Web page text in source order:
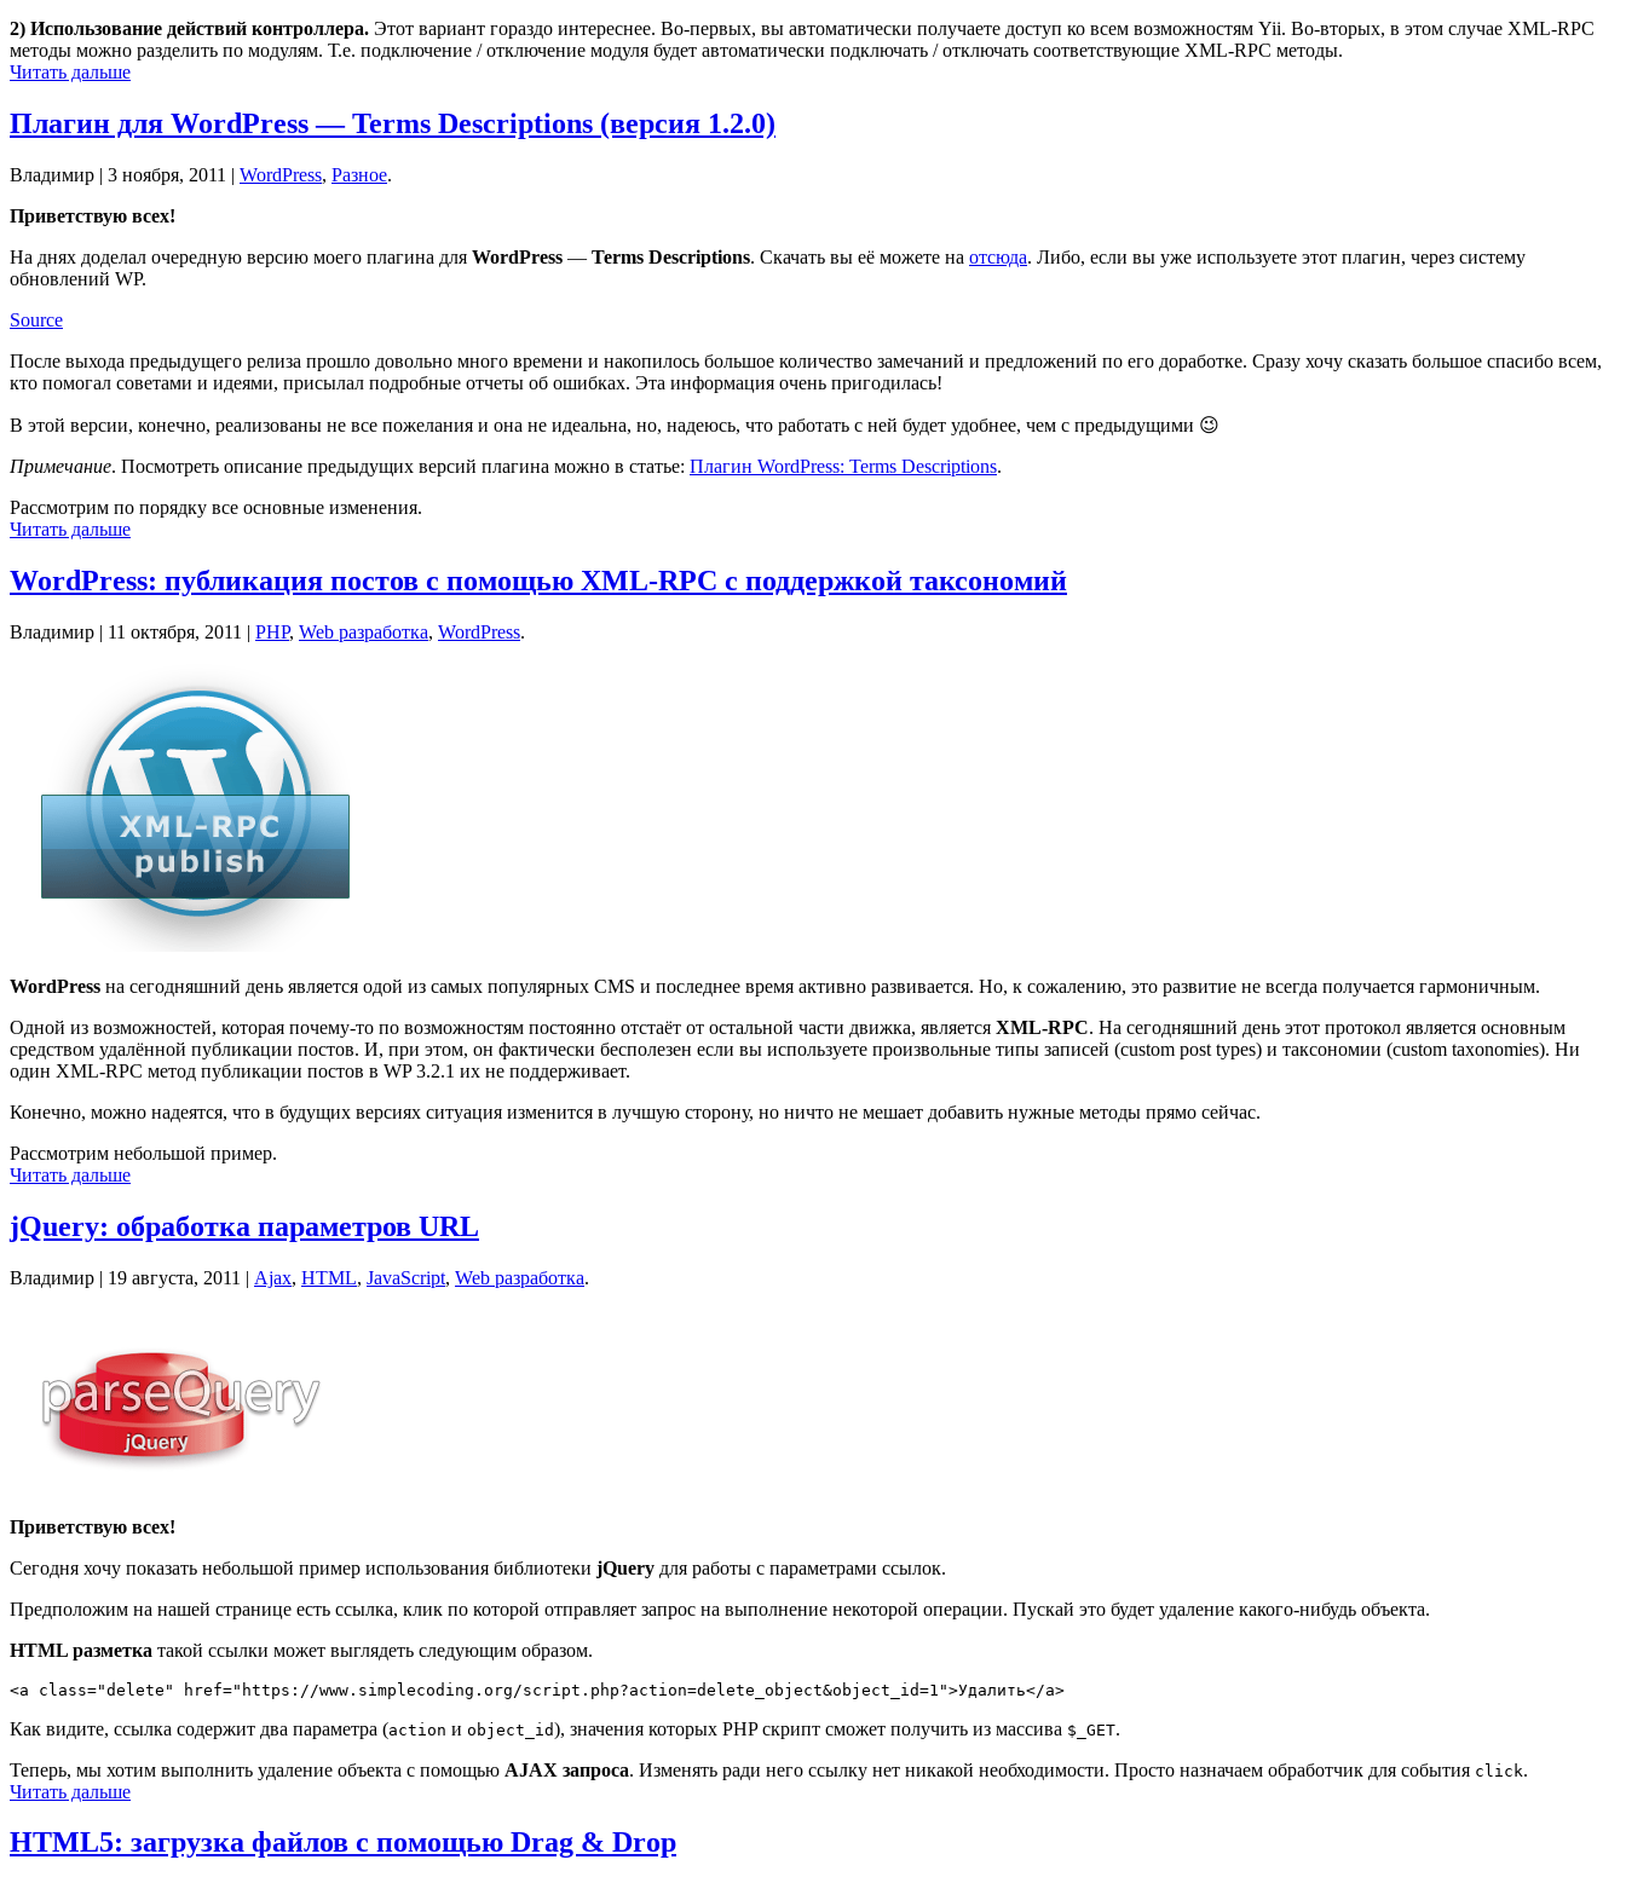
2) Использование действий контроллера. Этот вариант гораздо интереснее. Во-первых, вы автоматически получаете доступ ко всем возможностям Yii. Во-вторых, в этом случае XML-RPC
методы можно разделить по модулям. Т.е. подключение / отключение модуля будет автоматически подключать / отключать соответствующие XML-RPC методы.
Читать дальше
Плагин для WordPress — Terms Descriptions (версия 1.2.0)
Владимир | 3 ноября, 2011 | WordPress, Разное.
Приветствую всех!
На днях доделал очередную версию моего плагина для WordPress — Terms Descriptions. Скачать вы её можете на отсюда. Либо, если вы уже используете этот плагин, через систему
обновлений WP.
Source
После выхода предыдущего релиза прошло довольно много времени и накопилось большое количество замечаний и предложений по его доработке. Сразу хочу сказать большое спасибо всем,
кто помогал советами и идеями, присылал подробные отчеты об ошибках. Эта информация очень пригодилась!
В этой версии, конечно, реализованы не все пожелания и она не идеальна, но, надеюсь, что работать с ней будет удобнее, чем с предыдущими 😉
Примечание. Посмотреть описание предыдущих версий плагина можно в статье: Плагин WordPress: Terms Descriptions.
Рассмотрим по порядку все основные изменения.
Читать дальше
WordPress: публикация постов с помощью XML-RPC с поддержкой таксономий
Владимир | 11 октября, 2011 | PHP, Web разработка, WordPress.
WordPress на сегодняшний день является одой из самых популярных CMS и последнее время активно развивается. Но, к сожалению, это развитие не всегда получается гармоничным.
Одной из возможностей, которая почему-то по возможностям постоянно отстаёт от остальной части движка, является XML-RPC. На сегодняшний день этот протокол является основным
средством удалённой публикации постов. И, при этом, он фактически бесполезен если вы используете произвольные типы записей (custom post types) и таксономии (custom taxonomies). Ни
один XML-RPC метод публикации постов в WP 3.2.1 их не поддерживает.
Конечно, можно надеятся, что в будущих версиях ситуация изменится в лучшую сторону, но ничто не мешает добавить нужные методы прямо сейчас.
Рассмотрим небольшой пример.
Читать дальше
jQuery: обработка параметров URL
Владимир | 19 августа, 2011 | Ajax, HTML, JavaScript, Web разработка.
Приветствую всех!
Сегодня хочу показать небольшой пример использования библиотеки jQuery для работы с параметрами ссылок.
Предположим на нашей странице есть ссылка, клик по которой отправляет запрос на выполнение некоторой операции. Пускай это будет удаление какого-нибудь объекта.
HTML разметка такой ссылки может выглядеть следующим образом.
<a class="delete" href="https://www.simplecoding.org/script.php?action=delete_object&object_id=1">Удалить</a>
Как видите, ссылка содержит два параметра (action и object_id), значения которых PHP скрипт сможет получить из массива $_GET.
Теперь, мы хотим выполнить удаление объекта с помощью AJAX запроса. Изменять ради него ссылку нет никакой необходимости. Просто назначаем обработчик для события click.
Читать дальше
HTML5: загрузка файлов с помощью Drag & Drop